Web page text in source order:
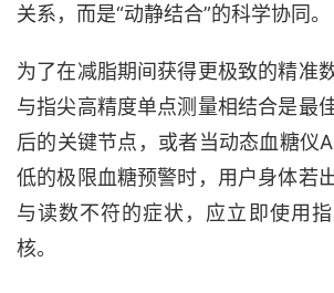
关系，而是“动静结合”的科学协同。
为了在减脂期间获得更极致的精准
与指尖高精度单点测量相结合是最
后的关键节点，或者当动态血糖仪
低的极限血糖预警时，用户身体若
与读数不符的症状，应立即使用
核。